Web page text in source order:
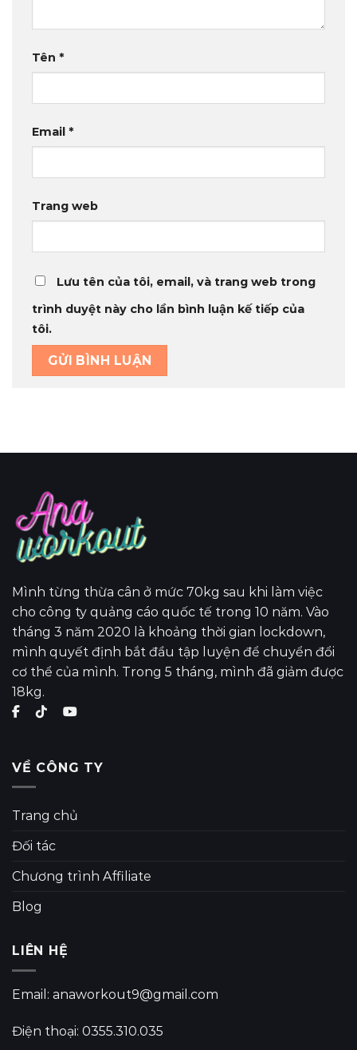
Tên *
Email *
Trang web
Lưu tên của tôi, email, và trang web trong
trình duyệt này cho lần bình luận kế tiếp của
tôi.
Mình từng thừa cân ở mức 70kg sau khi làm việc
cho công ty quảng cáo quốc tế trong 10 năm. Vào
tháng 3 năm 2020 là khoảng thời gian lockdown,
mình quyết định bắt đầu tập luyện để chuyển đổi
cơ thể của mình. Trong 5 tháng, mình đã giảm được
18kg.
VỀ CÔNG TY
Trang chủ
Đối tác
Chương trình Affiliate
Blog
LIÊN HỆ
Email: anaworkout9@gmail.com
Điện thoại: 0355.310.035